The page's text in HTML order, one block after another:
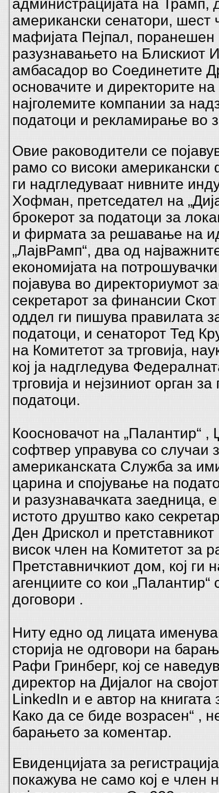
администрацијата на Трамп,
американски сенатори, шест
мафијата Пејпал,
разузнавањето на Блискиот
амбасадор во Соединетите
основачите и директорите
најголемите компании за
податоци и рекламирање во
Овие раководители се
рамо со високи американски
ги надгледуваат нивните
Хофман, претседател на
брокерот за податоци за
и фирмата за решавање на
„ЛајвРамп“, два од
економијата на
појавува во директориумот
секретарот за финансии Скот
оддел ги пишува правилата
податоци, и сенаторот Тед
на Комитетот за трговија,
кој ја надгледува
трговија и нејзиниот орган
податоци.
Коосновачот на „Палантир“ ,
софтвер управува со случаи
американската Служба за
царина и спојување на
и разузнавачката заедница,
истото друштво како
Ден Дрискол и
висок член на Комитетот за
Претставничкиот дом, кој ги
агенциите со кои „Палантир“
договори .
Ниту едно од лицата
сторија не одговори на
Рафи Гринберг, кој се
директор на Дијалог на
LinkedIn и е автор на
Како да се биде возрасен“ ,
барањето за коментар.
Евиденцијата за
покажува не само кој е член